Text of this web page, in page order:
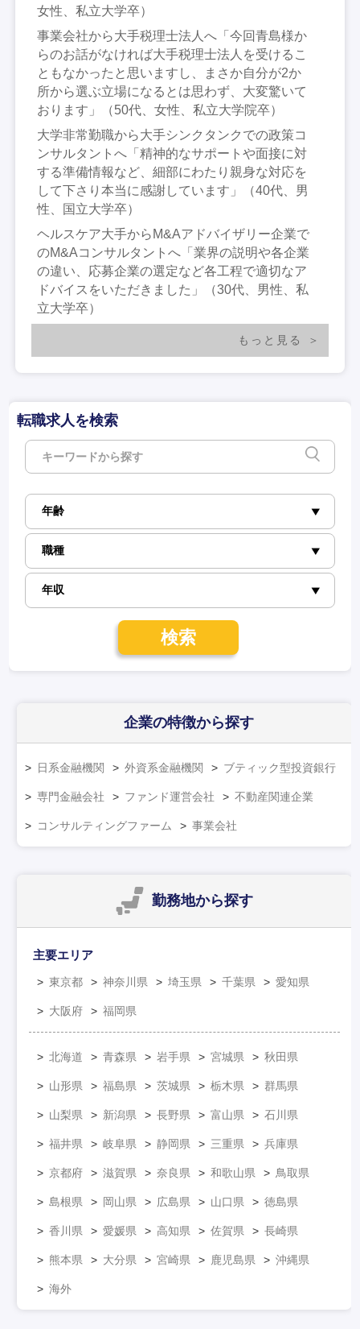
女性、私立大学卒）
事業会社から大手税理士法人へ「今回青島様か
らのお話がなければ大手税理士法人を受けるこ
ともなかったと思いますし、まさか自分が2か
所から選ぶ立場になるとは思わず、大変驚いて
おります」（50代、女性、私立大学院卒）
大学非常勤職から大手シンクタンクでの政策コ
ンサルタントへ「精神的なサポートや面接に対
する準備情報など、細部にわたり親身な対応を
して下さり本当に感謝しています」（40代、男
性、国立大学卒）
ヘルスケア大手からM&Aアドバイザリー企業で
のM&Aコンサルタントへ「業界の説明や各企業
の違い、応募企業の選定など各工程で適切なア
ドバイスをいただきました」（30代、男性、私
立大学卒）
もっと見る
転職求人を検索
検索
企業の特徴から探す
日系金融機関 外資系金融機関 ブティック型投資銀行
専門金融会社 ファンド運営会社 不動産関連企業
コンサルティングファーム 事業会社
勤務地から探す
主要エリア
東京都 神奈川県 埼玉県 千葉県 愛知県
大阪府 福岡県
北海道 青森県 岩手県 宮城県 秋田県
山形県 福島県 茨城県 栃木県 群馬県
山梨県 新潟県 長野県 富山県 石川県
福井県 岐阜県 静岡県 三重県 兵庫県
京都府 滋賀県 奈良県 和歌山県 鳥取県
島根県 岡山県 広島県 山口県 徳島県
香川県 愛媛県 高知県 佐賀県 長崎県
熊本県 大分県 宮崎県 鹿児島県 沖縄県
海外